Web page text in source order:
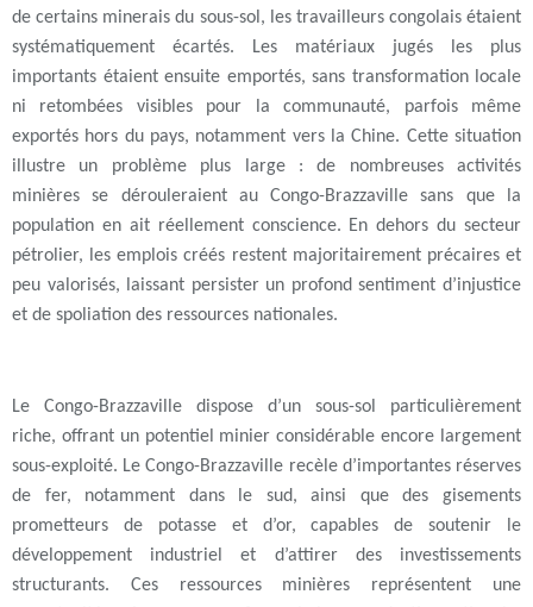
de certains minerais du sous-sol, les travailleurs congolais étaient
systématiquement écartés. Les matériaux jugés les plus
importants étaient ensuite emportés, sans transformation locale
ni retombées visibles pour la communauté, parfois même
exportés hors du pays, notamment vers la Chine. Cette situation
illustre un problème plus large : de nombreuses activités
minières se dérouleraient au Congo-Brazzaville sans que la
population en ait réellement conscience. En dehors du secteur
pétrolier, les emplois créés restent majoritairement précaires et
peu valorisés, laissant persister un profond sentiment d’injustice
et de spoliation des ressources nationales.
Le Congo-Brazzaville dispose d’un sous-sol particulièrement
riche, offrant un potentiel minier considérable encore largement
sous-exploité. Le Congo-Brazzaville recèle d’importantes réserves
de fer, notamment dans le sud, ainsi que des gisements
prometteurs de potasse et d’or, capables de soutenir le
développement industriel et d’attirer des investissements
structurants. Ces ressources minières représentent une